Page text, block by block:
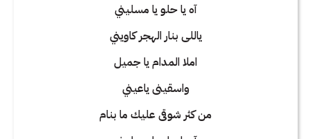
آه يا حلو يا مسليني
ياللى بنار الهجر كاويني
املا المدام يا جميل
واسقينى ياعيني
من كثر شوقى عليك ما بنام